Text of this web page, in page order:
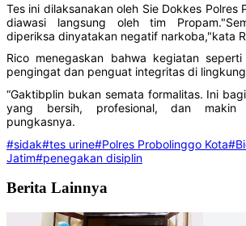
Tes ini dilaksanakan oleh Sie Dokkes Polres
diawasi langsung oleh tim
diperiksa dinyatakan negatif narkoba,"kata
Rico menegaskan bahwa kegiatan
pengingat dan penguat integritas di
“Gaktibplin bukan semata formalitas. Ini
yang bersih, profesional, dan makin
pungkasnya.
#sidak#tes urine#Polres Probolinggo Kota
Jatim#penegakan disiplin
Berita Lainnya